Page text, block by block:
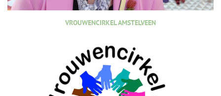
VROUWENCIRKEL AMSTELVEEN